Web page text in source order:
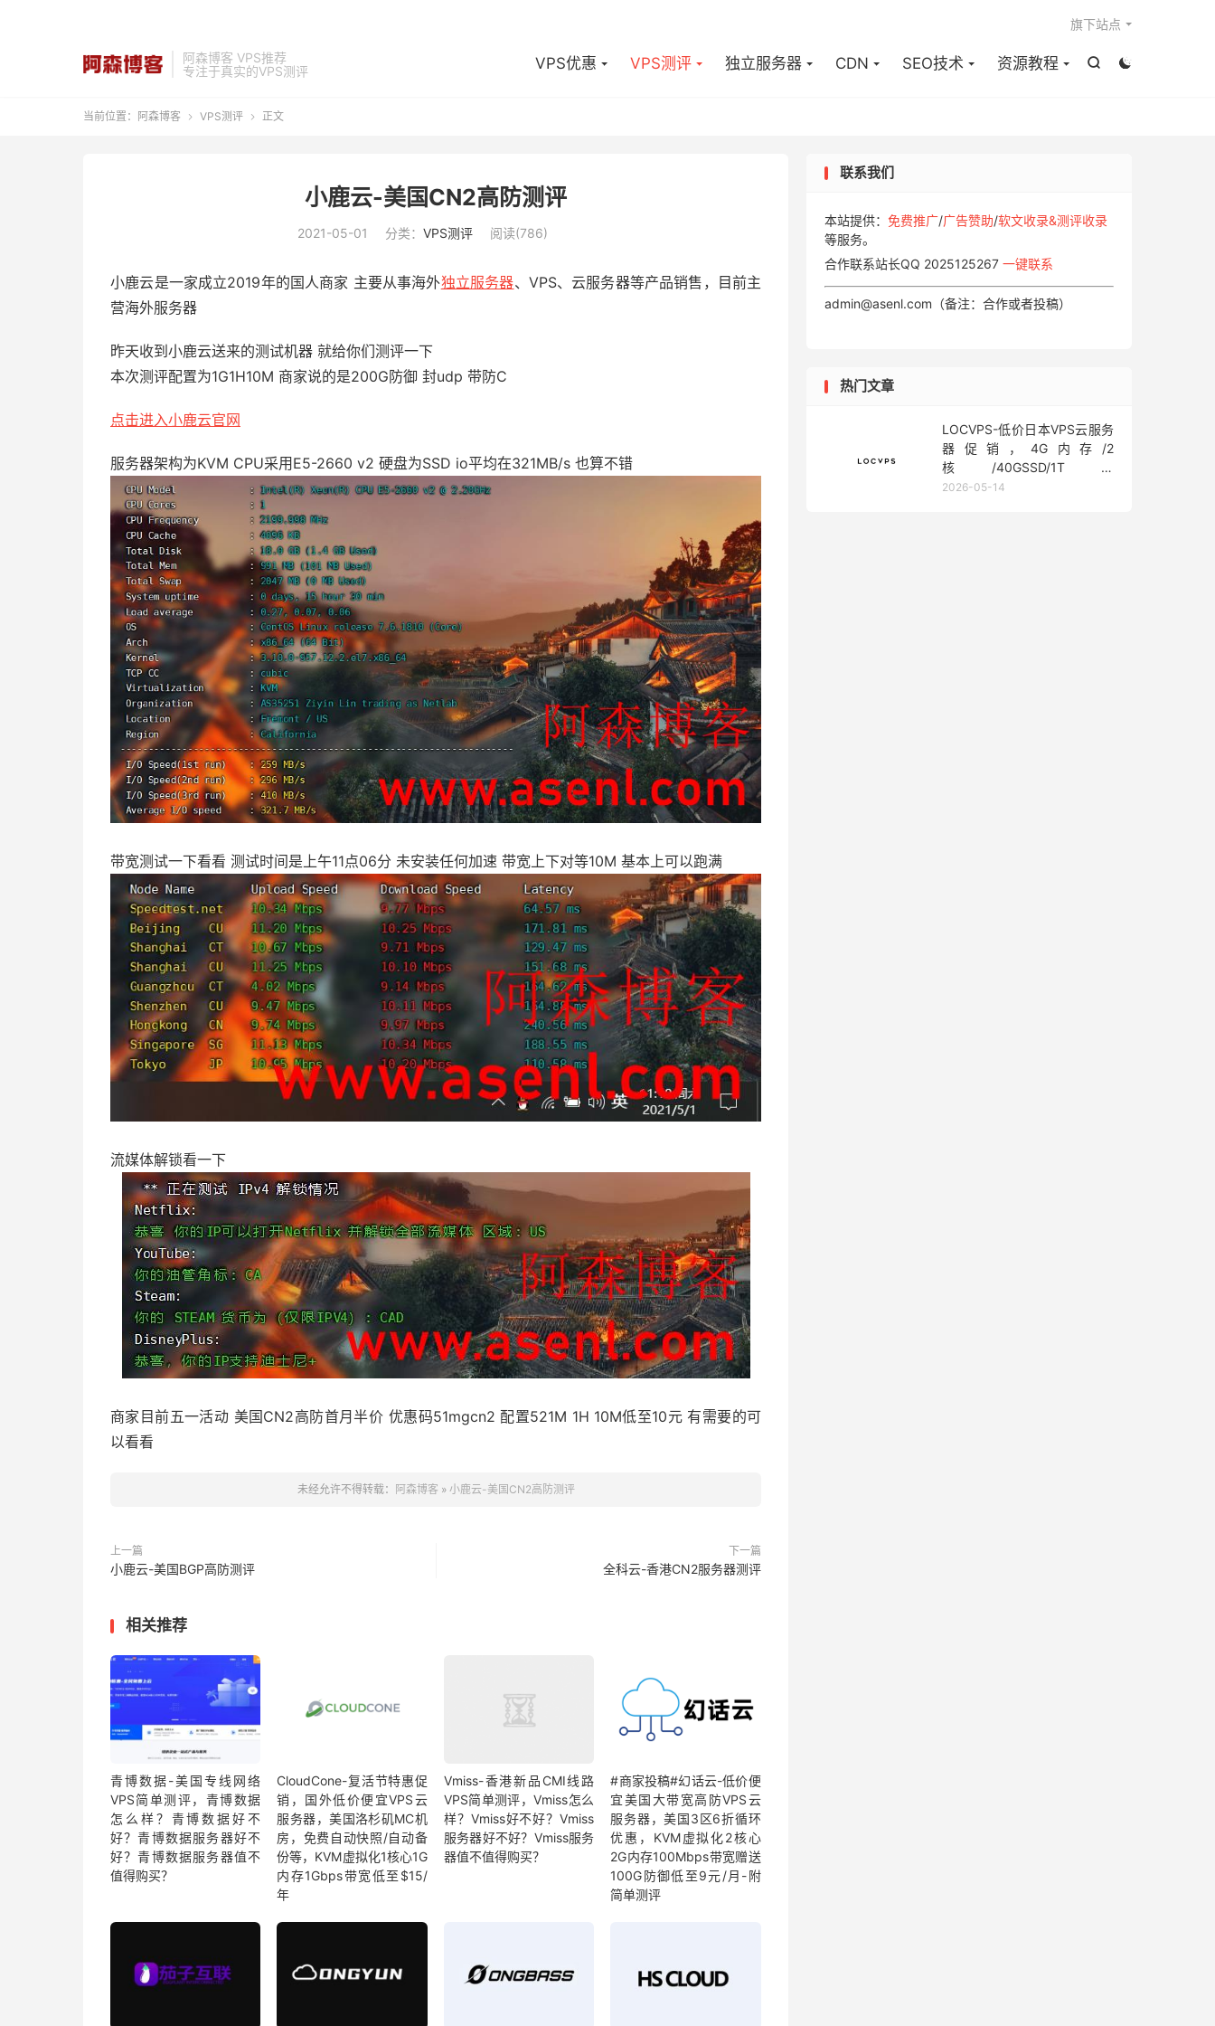
阿森博客 VPS推荐
专注于真实的VPS测评


VPS优惠 VPS测评 独立服务器 CDN SEO技术 资源教程
旗下站点
当前位置： 阿森博客  VPS测评  正文
小鹿云-美国CN2高防测评
2021-05-01 分类： VPS测评 阅读(786)
小鹿云是一家成立2019年的国人商家 主要从事海外独立服务器、VPS、云服务器等产品销售，目前主
营海外服务器
昨天收到小鹿云送来的测试机器 就给你们测评一下
本次测评配置为1G1H10M 商家说的是200G防御 封udp 带防C
点击进入小鹿云官网
服务器架构为KVM CPU采用E5-2660 v2 硬盘为SSD io平均在321MB/s 也算不错
带宽测试一下看看 测试时间是上午11点06分 未安装任何加速 带宽上下对等10M 基本上可以跑满
流媒体解锁看一下
商家目前五一活动 美国CN2高防首月半价 优惠码51mgcn2 配置521M 1H 10M低至10元 有需要的可
以看看
未经允许不得转载： 阿森博客 » 小鹿云-美国CN2高防测评
上一篇
小鹿云-美国BGP高防测评
下一篇
全科云-香港CN2服务器测评
相关推荐
青博数据-美国专线网络
VPS简单测评，青博数据
怎么样？青博数据好不
好？青博数据服务器好不
好？青博数据服务器值不
值得购买？
CloudCone-复活节特惠促
销，国外低价便宜VPS云
服务器，美国洛杉矶MC机
房，免费自动快照/自动备
份等，KVM虚拟化1核心1G
内存1Gbps带宽低至$15/
年
Vmiss-香港新品CMI线路
VPS简单测评，Vmiss怎么
样？Vmiss好不好？Vmiss
服务器好不好？Vmiss服务
器值不值得购买？
#商家投稿#幻话云-低价便
宜美国大带宽高防VPS云
服务器，美国3区6折循环
优惠，KVM虚拟化2核心
2G内存100Mbps带宽赠送
100G防御低至9元/月-附
简单测评
联系我们
本站提供： 免费推广/广告赞助/软文收录&测评收录
等服务。
合作联系站长QQ 2025125267 一键联系
admin@asenl.com（备注：合作或者投稿）
热门文章
LOCVPS-低价日本VPS云服务
器促销，4G内存/2
核/40GSSD/1T流
量/450Mbps带宽，低至36元/
2026-05-14